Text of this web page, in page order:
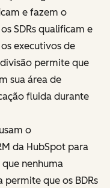
e fazem o
SDRs qualificam e
executivos de
permite que
sua área de
fluida durante
o
da HubSpot para
que nenhuma
que os BDRs